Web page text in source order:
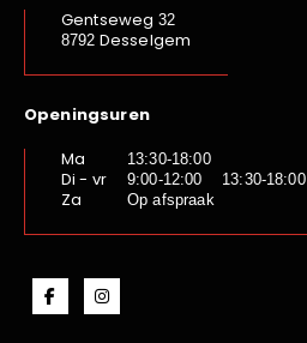
Gentseweg 32
8792 Desselgem
Openingsuren
Ma
13:30-18:00
Di - vr 9:00-12:00 13:30-18:00
Za Op afspraak